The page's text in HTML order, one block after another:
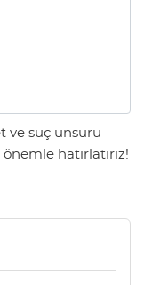
ve suç unsuru
hatırlatırız!